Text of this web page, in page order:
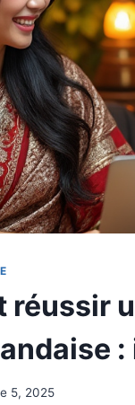
réussir
5, 2025